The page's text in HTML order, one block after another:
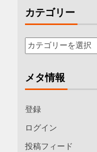
カテゴリー
メタ情報
登録
ログイン
投稿フィード